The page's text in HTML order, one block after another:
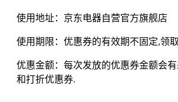
使用地址：京东电器自营官方旗舰店
使用期限：优惠券的有效期不固定,领
优惠金额：每次发放的优惠券金额会
和打折优惠券.